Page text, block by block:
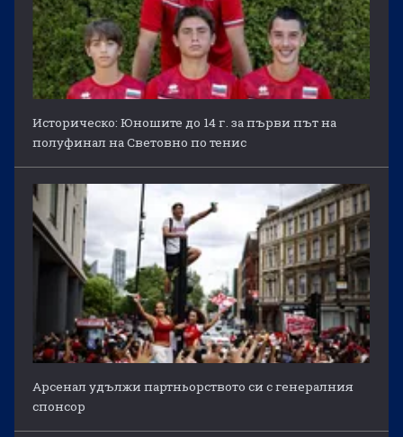
Историческо: Юношите до 14 г. за първи път на
полуфинал на Световно по тенис
Арсенал удължи партньорството си с генералния
спонсор